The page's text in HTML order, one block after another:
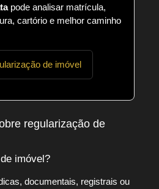
pode analisar matrícula,
cartório e melhor caminho
de imóvel
regularização de
imóvel?
documentais, registrais ou